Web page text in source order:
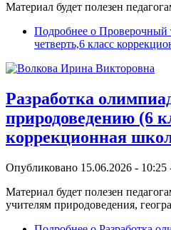
Материал будет полезен
Подробнее о Проверочный
четверть,6 класс
Разработка
природоведению (6
коррекционная
Опубликовано 15.06.2026 - 10:25
Материал будет полезен
учителям природоведения,